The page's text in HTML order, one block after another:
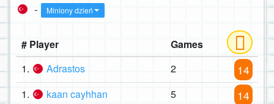
- Miniony dzień
# Player
Games
1.
Adrastos 2 14
1. kaan cayhhan 5 14